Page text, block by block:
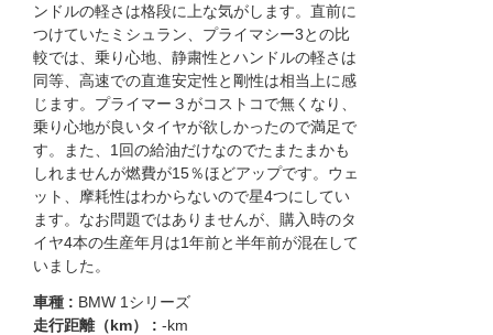
ンドルの軽さは格段に上な気がします。直前に
つけていたミシュラン、プライマシー3との比
較では、乗り心地、静粛性とハンドルの軽さは
同等、高速での直進安定性と剛性は相当上に感
じます。プライマー３がコストコで無くなり、
乗り心地が良いタイヤが欲しかったので満足で
す。また、1回の給油だけなのでたまたまかも
しれませんが燃費が15％ほどアップです。ウェ
ット、摩耗性はわからないので星4つにしてい
ます。なお問題ではありませんが、購入時のタ
イヤ4本の生産年月は1年前と半年前が混在して
いました。
車種 : BMW 1シリーズ
走行距離（km） : -km